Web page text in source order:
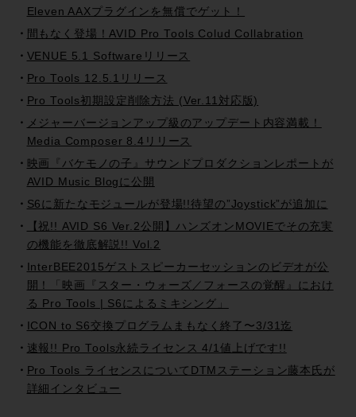
Eleven AAXプラグインを無償でゲット！
間もなく登場！AVID Pro Tools Colud Collabration
VENUE 5.1 Softwareリリース
Pro Tools 12.5.1リリース
Pro Tools初期設定削除方法 (Ver.11対応版)
メジャーバージョンアップ級のアップデート内容満載！
Media Composer 8.4リリース
映画『バケモノの子』サウンドプロダクションレポートが
AVID Music Blogに公開
S6に新たなモジュールが登場!!待望の”Joystick”が追加に
【祝!! AVID S6 Ver.2公開】ハンズオンMOVIEでその充実
の機能を徹底解説!! Vol.2
InterBEE2015ゲストスピーカーセッションのビデオが公
開！「映画『スター・ウォーズ／フォースの覚醒』におけ
る Pro Tools | S6によるミキシング」
ICON to S6交換プログラムまもなく終了〜3/31迄
速報!! Pro Tools永続ライセンス 4/1値上げです!!
Pro Tools ライセンスについてDTMステーション藤本氏が
詳細インタビュー